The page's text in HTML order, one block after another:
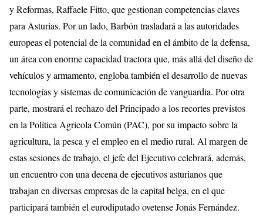
y Reformas, Raffaele Fitto, que gestionan competencias claves
para Asturias. Por un lado, Barbón trasladará a las autoridades
europeas el potencial de la comunidad en el ámbito de la defensa,
un área con enorme capacidad tractora que, más allá del diseño de
vehículos y armamento, engloba también el desarrollo de nuevas
tecnologías y sistemas de comunicación de vanguardia. Por otra
parte, mostrará el rechazo del Principado a los recortes previstos
en la Política Agrícola Común (PAC), por su impacto sobre la
agricultura, la pesca y el empleo en el medio rural. Al margen de
estas sesiones de trabajo, el jefe del Ejecutivo celebrará, además,
un encuentro con una decena de ejecutivos asturianos que
trabajan en diversas empresas de la capital belga, en el que
participará también el eurodiputado ovetense Jonás Fernández.